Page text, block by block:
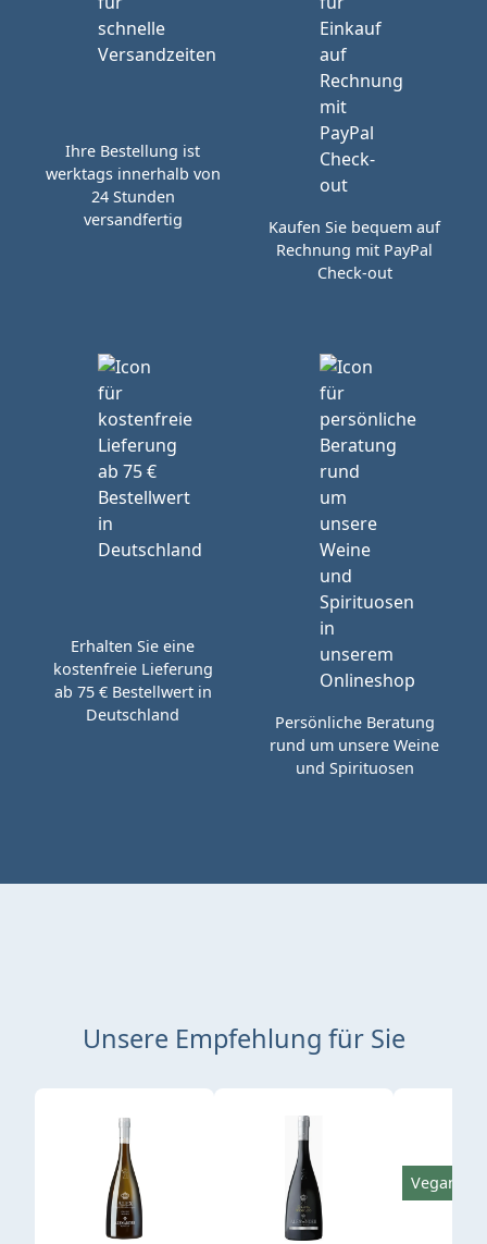
Ihre Bestellung ist
werktags innerhalb von
24 Stunden
versandfertig
Kaufen Sie bequem auf
Rechnung mit PayPal
Check-out
Erhalten Sie eine
kostenfreie Lieferung
ab 75 € Bestellwert in
Deutschland
Persönliche Beratung
rund um unsere Weine
und Spirituosen
Unsere Empfehlung für Sie
Produktgalerie überspringen
Vegan